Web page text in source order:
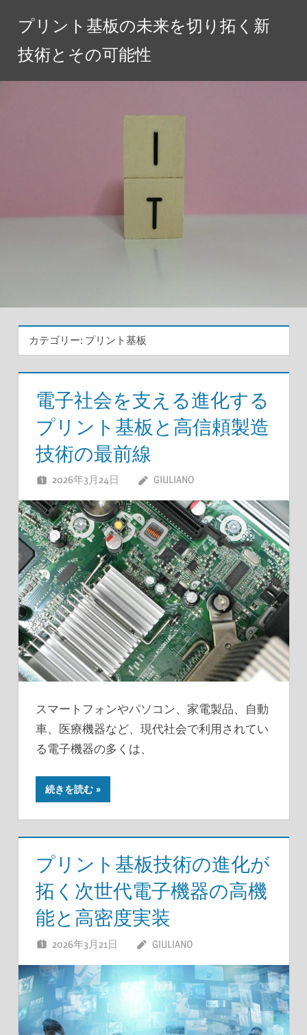
プリント基板の未来を切り拓く新
技術とその可能性
カテゴリー: プリント基板
電子社会を支える進化する
プリント基板と高信頼製造
技術の最前線
2026年3月24日 GIULIANO
スマートフォンやパソコン、家電製品、自動
車、医療機器など、現代社会で利用されてい
る電子機器の多くは、
続きを読む
プリント基板技術の進化が
拓く次世代電子機器の高機
能と高密度実装
2026年3月21日 GIULIANO